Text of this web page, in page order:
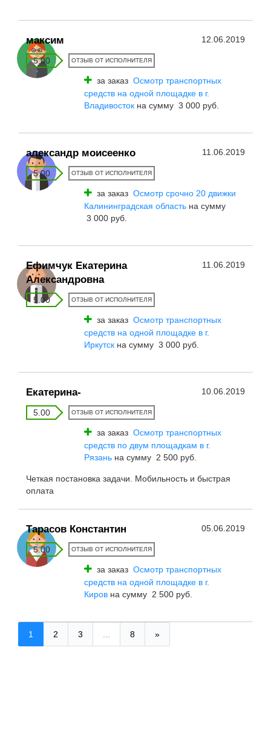
максим 12.06.2019
5.00 ОТЗЫВ ОТ ИСПОЛНИТЕЛЯ
за заказ Осмотр транспортных
средств на одной площадке в г.
Владивосток на сумму 3 000 руб.
александр моисеенко 11.06.2019
5.00 ОТЗЫВ ОТ ИСПОЛНИТЕЛЯ
за заказ Осмотр срочно 20 движки
Калининградская область на сумму
3 000 руб.
Ефимчук Екатерина
Александровна
11.06.2019
5.00 ОТЗЫВ ОТ ИСПОЛНИТЕЛЯ
за заказ Осмотр транспортных
средств на одной площадке в г.
Иркутск на сумму 3 000 руб.
Екатерина- 10.06.2019
5.00 ОТЗЫВ ОТ ИСПОЛНИТЕЛЯ
за заказ Осмотр транспортных
средств по двум площадкам в г.
Рязань на сумму 2 500 руб.
Четкая постановка задачи. Мобильность и быстрая
оплата
Тарасов Константин 05.06.2019
5.00 ОТЗЫВ ОТ ИСПОЛНИТЕЛЯ
за заказ Осмотр транспортных
средств на одной площадке в г.
Киров на сумму 2 500 руб.
1 2 3 8 »